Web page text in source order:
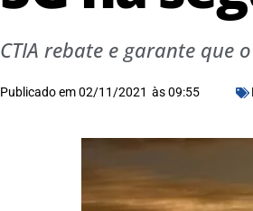
CTIA rebate e garante que
Publicado em02/11/2021 às09:55